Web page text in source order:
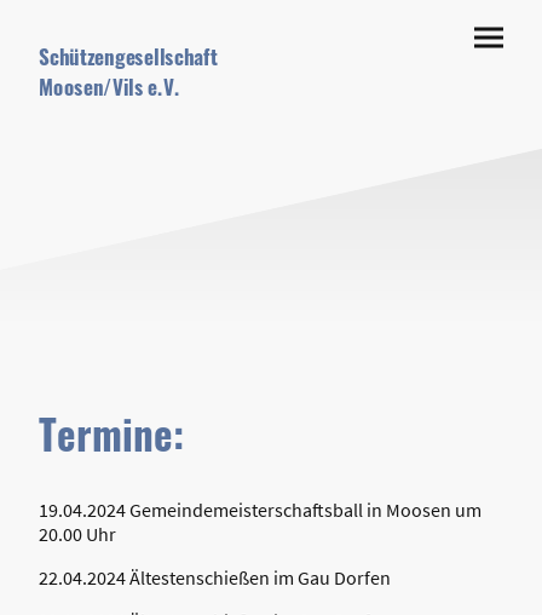
Schützengesellschaft
Moosen/Vils e.V.
Termine:
19.04.2024 Gemeindemeisterschaftsball in Moosen um
20.00 Uhr
22.04.2024 Ältestenschießen im Gau Dorfen